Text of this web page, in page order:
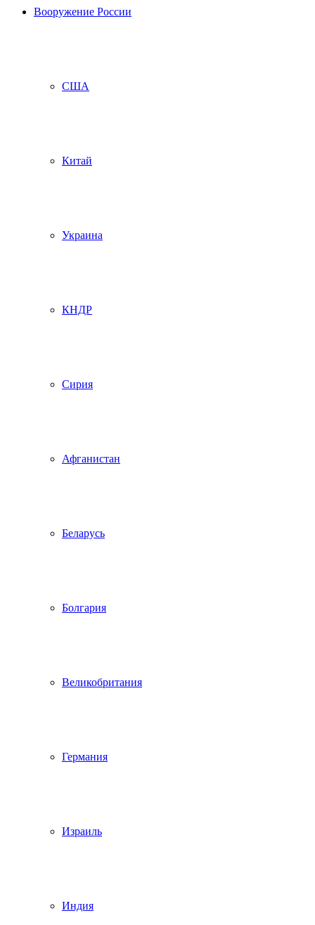
Вооружение России
США
Китай
Украина
КНДР
Сирия
Афганистан
Беларусь
Болгария
Великобритания
Германия
Израиль
Индия